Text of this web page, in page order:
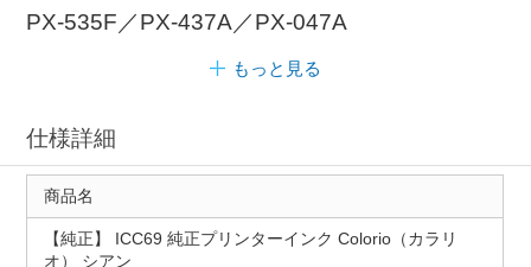
PX-535F／PX-437A／PX-047A
もっと見る
仕様詳細
商品名
【純正】 ICC69 純正プリンターインク Colorio（カラリ
オ） シアン